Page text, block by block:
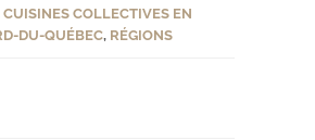
CUISINES COLLECTIVES EN
DU-QUÉBEC, RÉGIONS